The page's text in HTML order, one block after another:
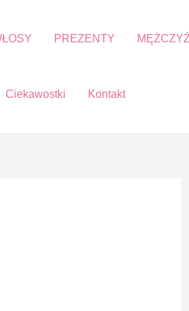
PREZENTY
Ciekawostki Kontakt